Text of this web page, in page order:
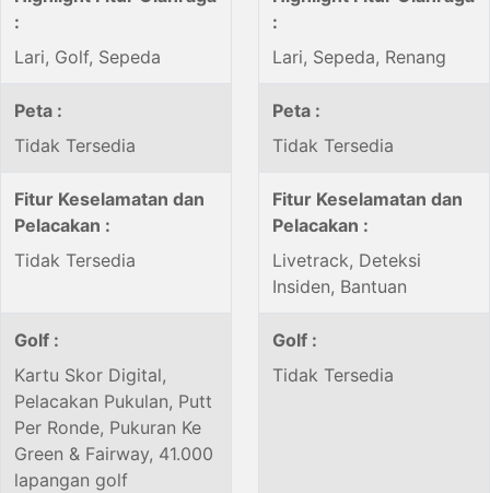
:
Lari, Golf, Sepeda
:
Lari, Sepeda, Renang
Peta :
Tidak Tersedia
Peta :
Tidak Tersedia
Fitur Keselamatan dan
Pelacakan :
Tidak Tersedia
Fitur Keselamatan dan
Pelacakan :
Livetrack, Deteksi
Insiden, Bantuan
Golf :
Kartu Skor Digital,
Pelacakan Pukulan, Putt
Per Ronde, Pukuran Ke
Green & Fairway, 41.000
lapangan golf
Golf :
Tidak Tersedia